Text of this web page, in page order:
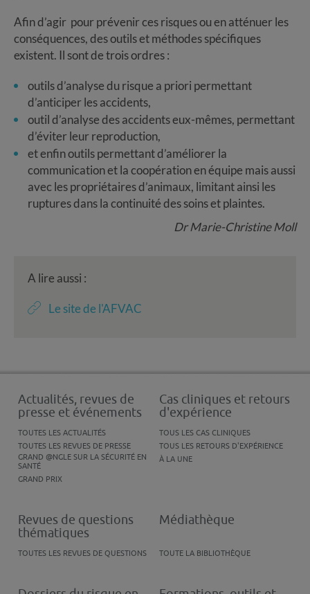
Afin d’agir pour prévenir ces risques ou en atténuer les
conséquences, des outils et méthodes spécifiques
existent. Il sont de trois ordres :
outils d’analyse du risque a priori permettant
d’anticiper les accidents,
outil d’analyse des accidents eux-mêmes, permettant
d’éviter leur reproduction,
et enfin outils permettant d’améliorer la
communication et la coopération en équipe mais aussi
avec les propriétaires d’animaux, limitant ainsi les
ruptures dans la continuité des soins et plaintes.
Dr Marie-Christine Moll
A lire aussi :
Le site de l'AFVAC
Actualités, revues de
presse et événements
TOUTES LES ACTUALITÉS
TOUTES LES REVUES DE PRESSE
GRAND @NGLE SUR LA SÉCURITÉ EN
SANTÉ
GRAND PRIX
Cas cliniques et retours
d'expérience
TOUS LES CAS CLINIQUES
TOUS LES RETOURS D'EXPÉRIENCE
À LA UNE
Revues de questions
thématiques
TOUTES LES REVUES DE QUESTIONS
Médiathèque
TOUTE LA BIBLIOTHÈQUE